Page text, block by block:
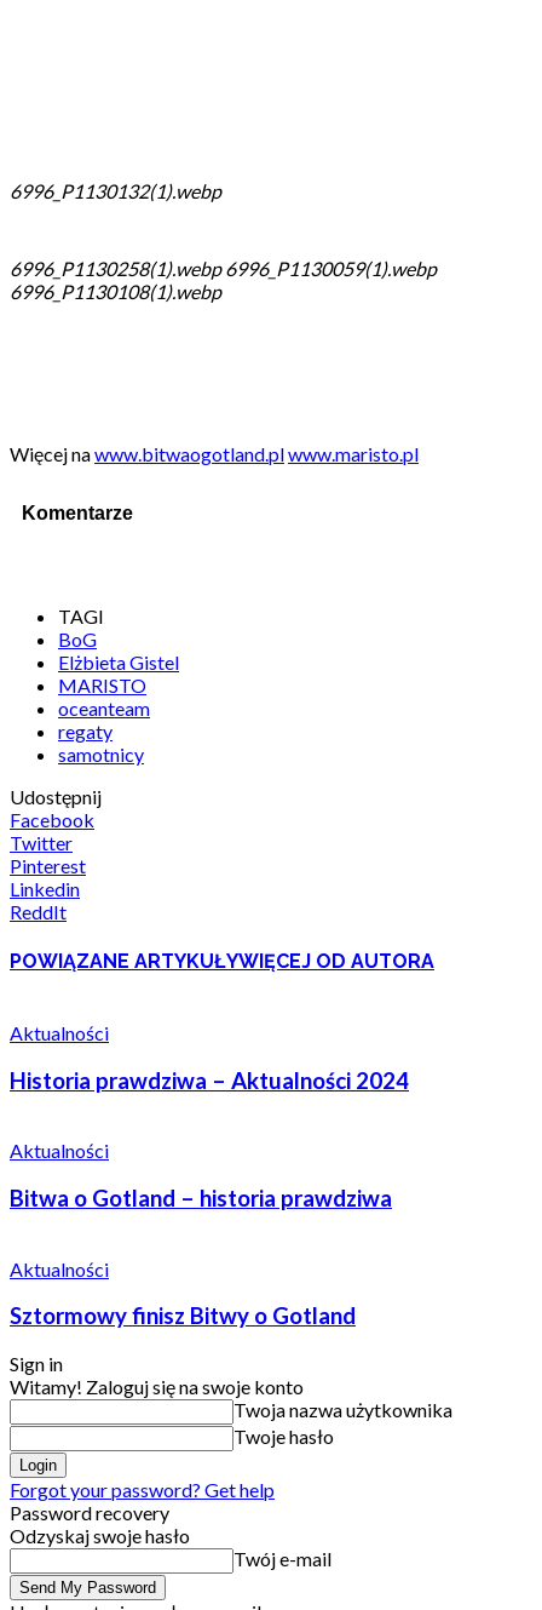
6996_P1130132(1).webp
6996_P1130258(1).webp 6996_P1130059(1).webp
6996_P1130108(1).webp
Więcej nawww.bitwaogotland.plwww.maristo.pl
Komentarze
TAGI
BoG
Elżbieta Gistel
MARISTO
oceanteam
regaty
samotnicy
Udostępnij
Facebook
Twitter
Pinterest
Linkedin
ReddIt
POWIĄZANE ARTYKUŁYWIĘCEJ OD AUTORA
Aktualności
Historia prawdziwa – Aktualności 2024
Aktualności
Bitwa o Gotland – historia prawdziwa
Aktualności
Sztormowy finisz Bitwy o Gotland
Sign in
Witamy! Zaloguj się na swoje konto
Twoja nazwa użytkownika
Twoje hasło
Forgot your password? Get help
Password recovery
Odzyskaj swoje hasło
Twój e-mail